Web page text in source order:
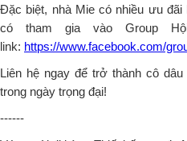
Đặc biệt, nhà Mie có nhiều ưu đãi
có tham gia vào Group
link: https://www.facebook.com/
Liên hệ ngay để trở thành cô
trong ngày trọng đại!
------